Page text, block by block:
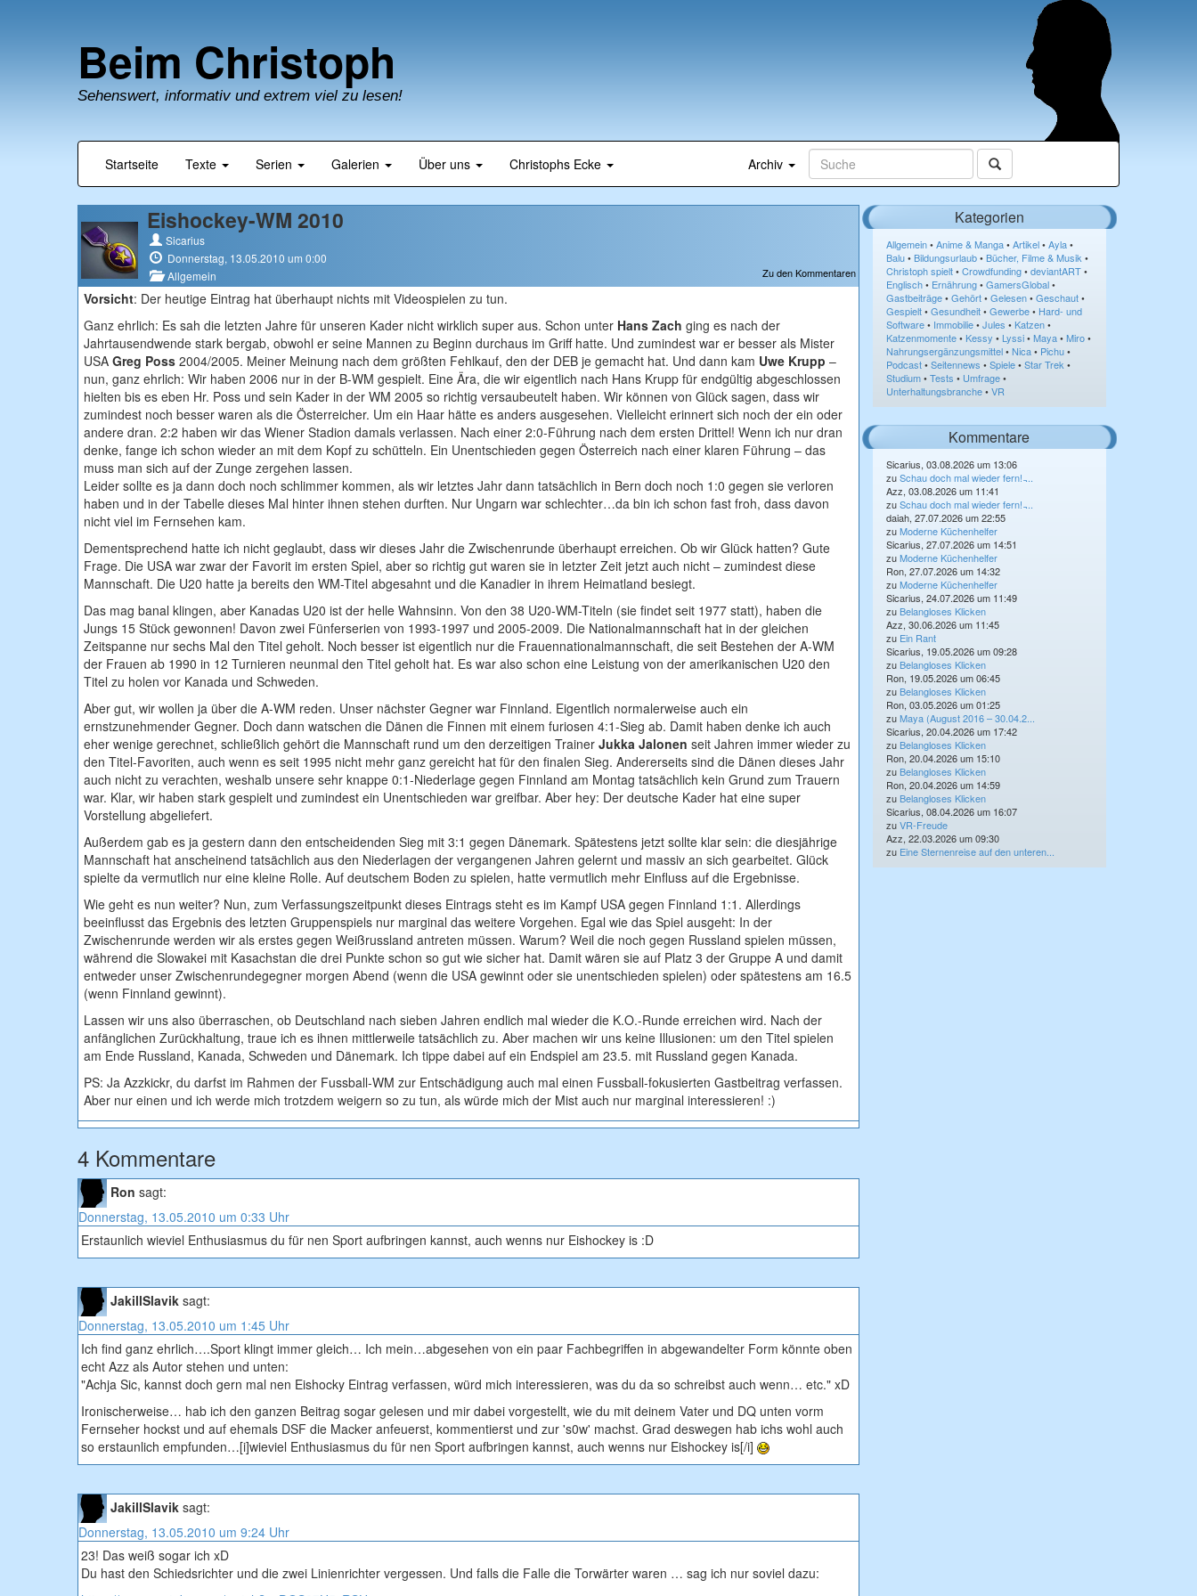
Beim Christoph
Sehenswert, informativ und extrem viel zu lesen!
Startseite Texte Serien Galerien Über uns Christophs Ecke Archiv
Eishockey-WM 2010
Sicarius
Donnerstag, 13.05.2010 um 0:00
Zu den Kommentaren
Allgemein
Vorsicht: Der heutige Eintrag hat überhaupt nichts mit Videospielen zu tun.
Ganz ehrlich: Es sah die letzten Jahre für unseren Kader nicht wirklich super aus. Schon unter Hans Zach ging es nach der
Jahrtausendwende stark bergab, obwohl er seine Mannen zu Beginn durchaus im Griff hatte. Und zumindest war er besser als Mister
USA Greg Poss 2004/2005. Meiner Meinung nach dem größten Fehlkauf, den der DEB je gemacht hat. Und dann kam Uwe Krupp –
nun, ganz ehrlich: Wir haben 2006 nur in der B-WM gespielt. Eine Ära, die wir eigentlich nach Hans Krupp für endgültig abgeschlossen
hielten bis es eben Hr. Poss und sein Kader in der WM 2005 so richtig versaubeutelt haben. Wir können von Glück sagen, dass wir
zumindest noch besser waren als die Österreicher. Um ein Haar hätte es anders ausgesehen. Vielleicht erinnert sich noch der ein oder
andere dran. 2:2 haben wir das Wiener Stadion damals verlassen. Nach einer 2:0-Führung nach dem ersten Drittel! Wenn ich nur dran
denke, fange ich schon wieder an mit dem Kopf zu schütteln. Ein Unentschieden gegen Österreich nach einer klaren Führung – das
muss man sich auf der Zunge zergehen lassen.
Leider sollte es ja dann doch noch schlimmer kommen, als wir letztes Jahr dann tatsächlich in Bern doch noch 1:0 gegen sie verloren
haben und in der Tabelle dieses Mal hinter ihnen stehen durften. Nur Ungarn war schlechter…da bin ich schon fast froh, dass davon
nicht viel im Fernsehen kam.
Dementsprechend hatte ich nicht geglaubt, dass wir dieses Jahr die Zwischenrunde überhaupt erreichen. Ob wir Glück hatten? Gute
Frage. Die USA war zwar der Favorit im ersten Spiel, aber so richtig gut waren sie in letzter Zeit jetzt auch nicht – zumindest diese
Mannschaft. Die U20 hatte ja bereits den WM-Titel abgesahnt und die Kanadier in ihrem Heimatland besiegt.
Das mag banal klingen, aber Kanadas U20 ist der helle Wahnsinn. Von den 38 U20-WM-Titeln (sie findet seit 1977 statt), haben die
Jungs 15 Stück gewonnen! Davon zwei Fünferserien von 1993-1997 und 2005-2009. Die Nationalmannschaft hat in der gleichen
Zeitspanne nur sechs Mal den Titel geholt. Noch besser ist eigentlich nur die Frauennationalmannschaft, die seit Bestehen der A-WM
der Frauen ab 1990 in 12 Turnieren neunmal den Titel geholt hat. Es war also schon eine Leistung von der amerikanischen U20 den
Titel zu holen vor Kanada und Schweden.
Aber gut, wir wollen ja über die A-WM reden. Unser nächster Gegner war Finnland. Eigentlich normalerweise auch ein
ernstzunehmender Gegner. Doch dann watschen die Dänen die Finnen mit einem furiosen 4:1-Sieg ab. Damit haben denke ich auch
eher wenige gerechnet, schließlich gehört die Mannschaft rund um den derzeitigen Trainer Jukka Jalonen seit Jahren immer wieder zu
den Titel-Favoriten, auch wenn es seit 1995 nicht mehr ganz gereicht hat für den finalen Sieg. Andererseits sind die Dänen dieses Jahr
auch nicht zu verachten, weshalb unsere sehr knappe 0:1-Niederlage gegen Finnland am Montag tatsächlich kein Grund zum Trauern
war. Klar, wir haben stark gespielt und zumindest ein Unentschieden war greifbar. Aber hey: Der deutsche Kader hat eine super
Vorstellung abgeliefert.
Außerdem gab es ja gestern dann den entscheidenden Sieg mit 3:1 gegen Dänemark. Spätestens jetzt sollte klar sein: die diesjährige
Mannschaft hat anscheinend tatsächlich aus den Niederlagen der vergangenen Jahren gelernt und massiv an sich gearbeitet. Glück
spielte da vermutlich nur eine kleine Rolle. Auf deutschem Boden zu spielen, hatte vermutlich mehr Einfluss auf die Ergebnisse.
Wie geht es nun weiter? Nun, zum Verfassungszeitpunkt dieses Eintrags steht es im Kampf USA gegen Finnland 1:1. Allerdings
beeinflusst das Ergebnis des letzten Gruppenspiels nur marginal das weitere Vorgehen. Egal wie das Spiel ausgeht: In der
Zwischenrunde werden wir als erstes gegen Weißrussland antreten müssen. Warum? Weil die noch gegen Russland spielen müssen,
während die Slowakei mit Kasachstan die drei Punkte schon so gut wie sicher hat. Damit wären sie auf Platz 3 der Gruppe A und damit
entweder unser Zwischenrundegegner morgen Abend (wenn die USA gewinnt oder sie unentschieden spielen) oder spätestens am 16.5
(wenn Finnland gewinnt).
Lassen wir uns also überraschen, ob Deutschland nach sieben Jahren endlich mal wieder die K.O.-Runde erreichen wird. Nach der
anfänglichen Zurückhaltung, traue ich es ihnen mittlerweile tatsächlich zu. Aber machen wir uns keine Illusionen: um den Titel spielen
am Ende Russland, Kanada, Schweden und Dänemark. Ich tippe dabei auf ein Endspiel am 23.5. mit Russland gegen Kanada.
PS: Ja Azzkickr, du darfst im Rahmen der Fussball-WM zur Entschädigung auch mal einen Fussball-fokusierten Gastbeitrag verfassen.
Aber nur einen und ich werde mich trotzdem weigern so zu tun, als würde mich der Mist auch nur marginal interessieren! :)
4 Kommentare
Ron sagt:
Donnerstag, 13.05.2010 um 0:33 Uhr
Erstaunlich wieviel Enthusiasmus du für nen Sport aufbringen kannst, auch wenns nur Eishockey is :D
JakillSlavik sagt:
Donnerstag, 13.05.2010 um 1:45 Uhr
Ich find ganz ehrlich….Sport klingt immer gleich… Ich mein…abgesehen von ein paar Fachbegriffen in abgewandelter Form könnte oben
echt Azz als Autor stehen und unten:
"Achja Sic, kannst doch gern mal nen Eishocky Eintrag verfassen, würd mich interessieren, was du da so schreibst auch wenn… etc." xD
Ironischerweise… hab ich den ganzen Beitrag sogar gelesen und mir dabei vorgestellt, wie du mit deinem Vater und DQ unten vorm
Fernseher hockst und auf ehemals DSF die Macker anfeuerst, kommentierst und zur 's0w' machst. Grad deswegen hab ichs wohl auch
so erstaunlich empfunden…[i]wieviel Enthusiasmus du für nen Sport aufbringen kannst, auch wenns nur Eishockey is[/i]
JakillSlavik sagt:
Donnerstag, 13.05.2010 um 9:24 Uhr
23! Das weiß sogar ich xD
Du hast den Schiedsrichter und die zwei Linienrichter vergessen. Und falls die Falle die Torwärter waren … sag ich nur soviel dazu:
Kategorien
Allgemein • Anime & Manga • Artikel • Ayla •
Balu • Bildungsurlaub • Bücher, Filme & Musik •
Christoph spielt • Crowdfunding • deviantART •
Englisch • Ernährung • GamersGlobal •
Gastbeiträge • Gehört • Gelesen • Geschaut •
Gespielt • Gesundheit • Gewerbe • Hard- und
Software • Immobilie • Jules • Katzen •
Katzenmomente • Kessy • Lyssi • Maya • Miro •
Nahrungsergänzungsmittel • Nica • Pichu •
Podcast • Seitennews • Spiele • Star Trek •
Studium • Tests • Umfrage •
Unterhaltungsbranche • VR
Kommentare
Sicarius, 03.08.2026 um 13:06
zuSchau doch mal wieder fern! ̵...
Azz, 03.08.2026 um 11:41
zuSchau doch mal wieder fern! ̵...
daiah, 27.07.2026 um 22:55
zuModerne Küchenhelfer
Sicarius, 27.07.2026 um 14:51
zuModerne Küchenhelfer
Ron, 27.07.2026 um 14:32
zuModerne Küchenhelfer
Sicarius, 24.07.2026 um 11:49
zu Belangloses Klicken
Azz, 30.06.2026 um 11:45
zu Ein Rant
Sicarius, 19.05.2026 um 09:28
zu Belangloses Klicken
Ron, 19.05.2026 um 06:45
zu Belangloses Klicken
Ron, 03.05.2026 um 01:25
zuMaya (August 2016 – 30.04.2...
Sicarius, 20.04.2026 um 17:42
zu Belangloses Klicken
Ron, 20.04.2026 um 15:10
zu Belangloses Klicken
Ron, 20.04.2026 um 14:59
zu Belangloses Klicken
Sicarius, 08.04.2026 um 16:07
zuVR-Freude
Azz, 22.03.2026 um 09:30
zu Eine Sternenreise auf den unteren...